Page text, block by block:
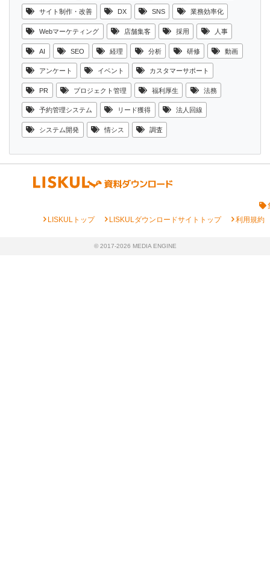
サイト制作・改善 DX SNS 業務効率化
Webマーケティング 店舗集客 採用 人事
AI SEO 経理 分析 研修 動画
アンケート イベント カスタマーサポート
PR プロジェクト管理 福利厚生 法務
予約管理システム リード獲得 法人回線
システム開発 情シス 調査
chevron_rightLISKULトップ chevron_rightLISKULダウンロードサイトトップ chevron_right利用規約
© 2017-2026 MEDIA ENGINE